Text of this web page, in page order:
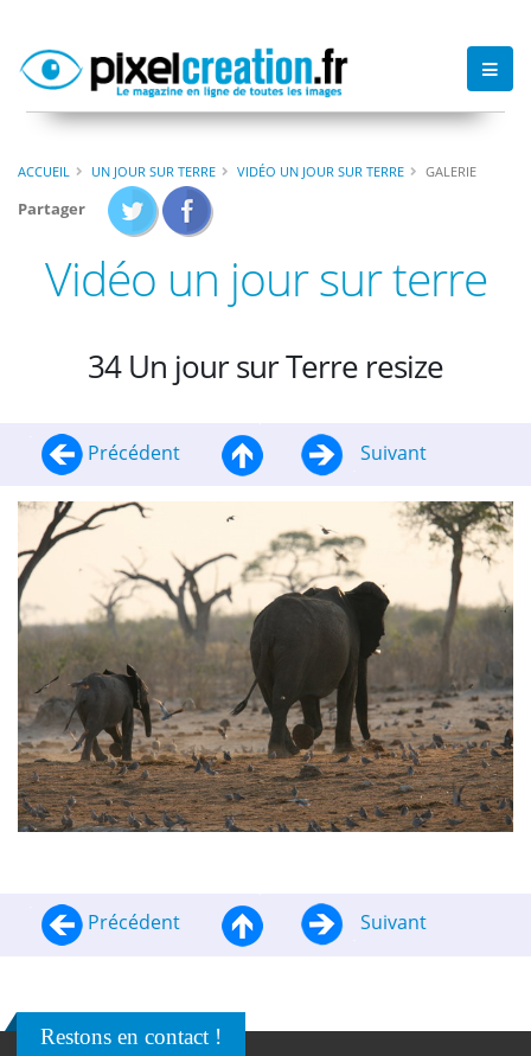
ACCUEIL UN JOUR SUR TERRE VIDÉO UN JOUR SUR TERRE GALERIE
Partager
Vidéo un jour sur terre
34 Un jour sur Terre resize
Précédent Suivant
Précédent Suivant
Restons en contact !